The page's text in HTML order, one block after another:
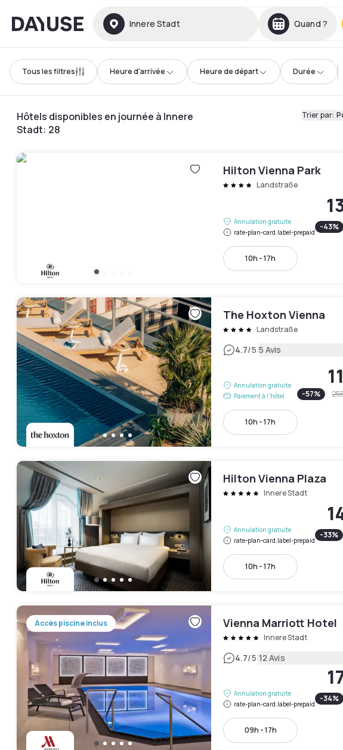
Dayuse Innere Stadt Quand ?
Tous les filtres Heure d'arrivée Heure de départ Durée
Hôtels disponibles en journée à Innere
Stadt: 28
Trier par:
Hilton Vienna Park
Landstraße
Annulation gratuite
rate-plan-card.label-prepaid
-43%
10h - 17h
The Hoxton Vienna
Landstraße
4.7/5|5 Avis
Annulation gratuite
Paiement à l'hôtel
-57%
10h - 17h
Hilton Vienna Plaza
Innere Stadt
Annulation gratuite
rate-plan-card.label-prepaid
-33%
10h - 17h
Accès piscine inclus Vienna Marriott Hotel
Innere Stadt
4.7/5|12 Avis
Annulation gratuite
rate-plan-card.label-prepaid
-34%
09h - 17h